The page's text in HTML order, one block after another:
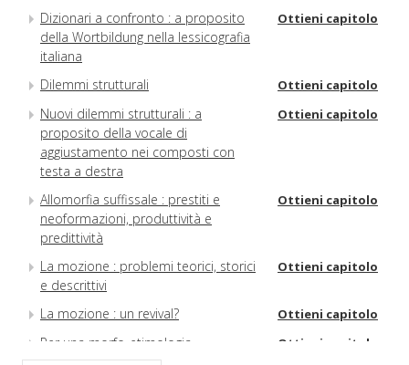
Dizionari a confronto : a proposito
della Wortbildung nella lessicografia
italiana
Ottieni capitolo
Dilemmi strutturali Ottieni capitolo
Nuovi dilemmi strutturali : a
proposito della vocale di
aggiustamento nei composti con
testa a destra
Ottieni capitolo
Allomorfia suffissale : prestiti e
neoformazioni, produttività e
predittività
Ottieni capitolo
La mozione : problemi teorici, storici
e descrittivi
Ottieni capitolo
La mozione : un revival? Ottieni capitolo
Per una morfo-etimologia
Ottieni capitolo